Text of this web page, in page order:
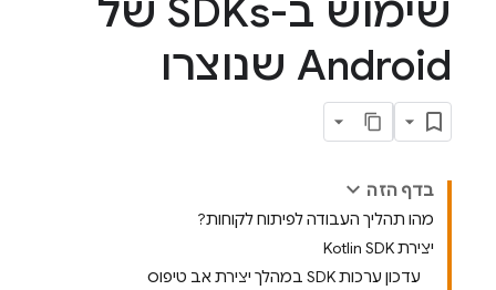
שימוש ב-SDKs של
Android שנוצרו
בדף הזה
מהו תהליך העבודה לפיתוח לקוחות?
יצירת Kotlin SDK
עדכון ערכות SDK במהלך יצירת אב טיפוס